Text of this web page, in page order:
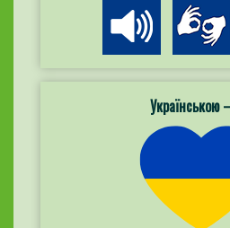
Українською